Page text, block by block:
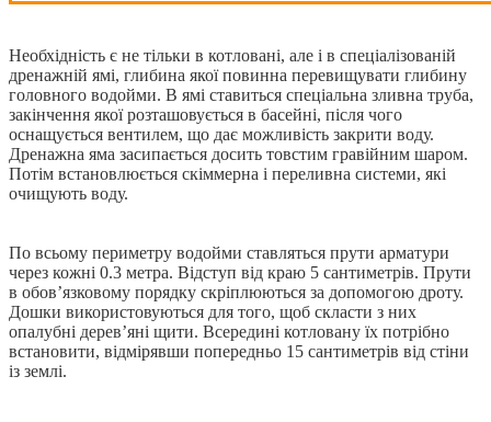
Необхідність є не тільки в котловані, але і в спеціалізованій
дренажній ямі, глибина якої повинна перевищувати глибину
головного водойми. В ямі ставиться спеціальна зливна труба,
закінчення якої розташовується в басейні, після чого
оснащується вентилем, що дає можливість закрити воду.
Дренажна яма засипається досить товстим гравійним шаром.
Потім встановлюється скіммерна і переливна системи, які
очищують воду.
По всьому периметру водойми ставляться прути арматури
через кожні 0.3 метра. Відступ від краю 5 сантиметрів. Прути
в обов’язковому порядку скріплюються за допомогою дроту.
Дошки використовуються для того, щоб скласти з них
опалубні дерев’яні щити. Всередині котловану їх потрібно
встановити, відмірявши попередньо 15 сантиметрів від стіни
із землі.